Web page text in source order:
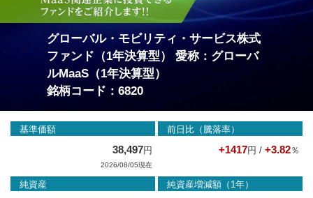
グローバル・モビリティ・サービス株式
ファンド（1年決算型） 愛称：グローバ
ルMaaS（1年決算型）
銘柄コード：6820
基準価額 前日比（騰落率）
38,497円
2026/08/05現在
+1417円 / +3.82％
純資産 純資産増減額（1年）